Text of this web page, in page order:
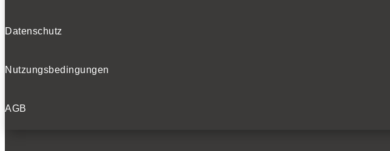
Datenschutz
Nutzungsbedingungen
AGB